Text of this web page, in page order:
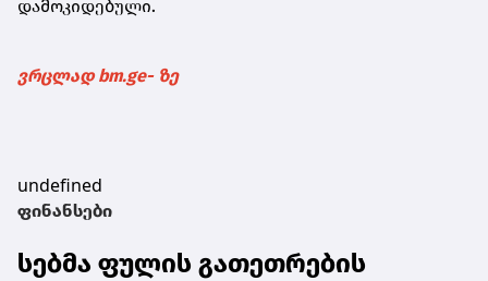
დამოკიდებული.
ვრცლად bm.ge- ზე
undefined
ფინანსები
სებმა ფულის გათეთრების